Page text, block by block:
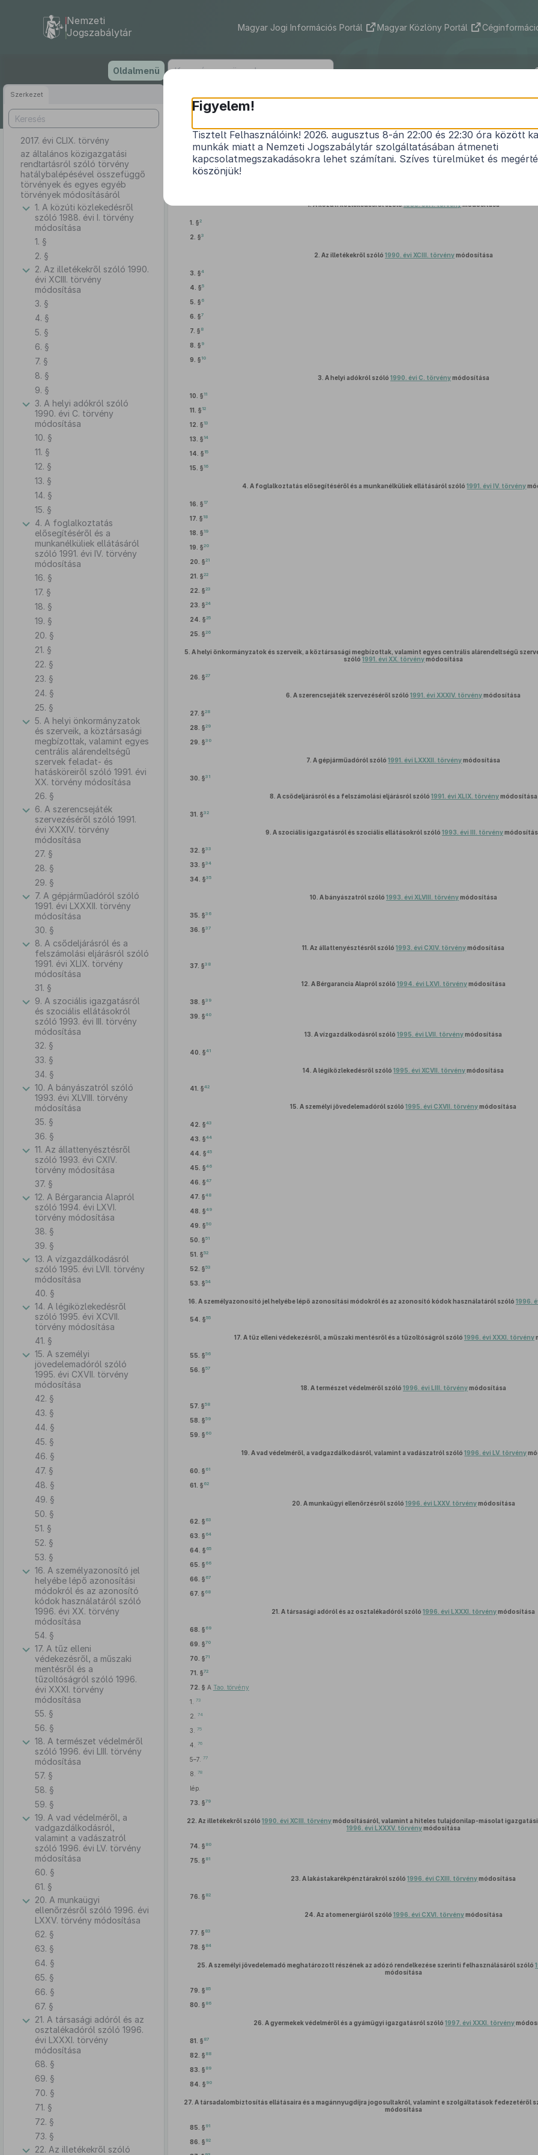
tartalomra
Nemzeti
Jogszabálytár
Magyar Jogi Információs Portál Magyar Közlöny Portál
Oldalmenü
Szerkezet
2017. évi CLIX. törvény
az általános közigazgatási
rendtartásról szóló törvény
hatálybalépésével összefüggő
törvények és egyes egyéb
törvények módosításáról
1. A közúti közlekedésről
szóló 1988. évi I. törvény
módosítása
1. §
2. §
2. Az illetékekről szóló 1990.
évi XCIII. törvény
módosítása
3. §
4. §
5. §
6. §
7. §
8. §
9. §
3. A helyi adókról szóló
1990. évi C. törvény
módosítása
10. §
11. §
12. §
13. §
14. §
15. §
4. A foglalkoztatás
elősegítéséről és a
munkanélküliek ellátásáról
szóló 1991. évi IV. törvény
módosítása
16. §
17. §
18. §
19. §
20. §
21. §
22. §
23. §
24. §
25. §
5. A helyi önkormányzatok
és szerveik, a köztársasági
megbízottak, valamint egyes
centrális alárendeltségű
szervek feladat- és
hatásköreiről szóló 1991. évi
XX. törvény módosítása
26. §
6. A szerencsejáték
szervezéséről szóló 1991.
évi XXXIV. törvény
módosítása
27. §
28. §
29. §
7. A gépjárműadóról szóló
1991. évi LXXXII. törvény
módosítása
30. §
8. A csődeljárásról és a
felszámolási eljárásról szóló
1991. évi XLIX. törvény
módosítása
31. §
9. A szociális igazgatásról
és szociális ellátásokról
szóló 1993. évi III. törvény
módosítása
32. §
33. §
34. §
10. A bányászatról szóló
1993. évi XLVIII. törvény
módosítása
35. §
36. §
11. Az állattenyésztésről
szóló 1993. évi CXIV.
törvény módosítása
37. §
12. A Bérgarancia Alapról
szóló 1994. évi LXVI.
törvény módosítása
38. §
39. §
13. A vízgazdálkodásról
szóló 1995. évi LVII. törvény
módosítása
40. §
14. A légiközlekedésről
szóló 1995. évi XCVII.
törvény módosítása
41. §
15. A személyi
jövedelemadóról szóló
1995. évi CXVII. törvény
módosítása
42. §
43. §
44. §
45. §
46. §
47. §
48. §
49. §
50. §
51. §
52. §
53. §
16. A személyazonosító jel
helyébe lépő azonosítási
módokról és az azonosító
kódok használatáról szóló
1996. évi XX. törvény
módosítása
54. §
17. A tűz elleni
védekezésről, a műszaki
mentésről és a
tűzoltóságról szóló 1996.
évi XXXI. törvény
módosítása
55. §
56. §
18. A természet védelméről
szóló 1996. évi LIII. törvény
módosítása
57. §
58. §
59. §
19. A vad védelméről, a
vadgazdálkodásról,
valamint a vadászatról
szóló 1996. évi LV. törvény
módosítása
60. §
61. §
20. A munkaügyi
ellenőrzésről szóló 1996. évi
LXXV. törvény módosítása
62. §
63. §
64. §
65. §
66. §
67. §
21. A társasági adóról és az
osztalékadóról szóló 1996.
évi LXXXI. törvény
módosítása
68. §
69. §
70. §
71. §
72. §
73. §
22. Az illetékekről szóló
2017. évi CLIX. törvény
az általános közigazgatási rendtartásról szóló törvény
összefüggő törvények és egyes egyéb törvények
1.A közúti közlekedésről szóló1988. évi I. törvénymódosítása
1. §2
2. §3
2. Az illetékekről szóló 1990. évi XCIII. törvénymódosítása
3. §4
4. §5
5. § 6
6. §7
7. § 8
8. § 9
9. § 10
3. A helyi adókról szóló 1990. évi C. törvénymódosítása
10. § 11
11. § 12
12. § 13
13. § 14
14. § 15
15. § 16
4. A foglalkoztatás elősegítéséről és a munkanélküliek ellátásáról szóló1991. évi IV. törvény
16. § 17
17. § 18
18. § 19
19. §20
20. §21
21. §22
22. §23
23. §24
24. §25
25. §26
5. A helyi önkormányzatok és szerveik, a köztársasági megbízottak, valamint egyes centrális alárendeltségű
szóló1991. évi XX. törvénymódosítása
26. §27
6. A szerencsejáték szervezéséről szóló1991. évi XXXIV. törvénymódosítása
27. §28
28. §29
29. §30
7. A gépjárműadóról szóló1991. évi LXXXII. törvénymódosítása
30. §31
8. A csődeljárásról és a felszámolási eljárásról szóló 1991. évi XLIX. törvénymódosítása
31. §32
9. A szociális igazgatásról és szociális ellátásokról szóló 1993. évi III. törvény
32. §33
33. §34
34. §35
10. A bányászatról szóló 1993. évi XLVIII. törvénymódosítása
35. §36
36. §37
11. Az állattenyésztésről szóló1993. évi CXIV. törvénymódosítása
37. §38
12. A Bérgarancia Alapról szóló 1994. évi LXVI. törvénymódosítása
38. §39
39. §40
13. A vízgazdálkodásról szóló1995. évi LVII. törvénymódosítása
40. §41
14. A légiközlekedésről szóló1995. évi XCVII. törvénymódosítása
41. §42
15. A személyi jövedelemadóról szóló1995. évi CXVII. törvénymódosítása
42. §43
43. §44
44. §45
45. §46
46. §47
47. §48
48. §49
49. §50
50. §51
51. §52
52. §53
53. §54
16. A személyazonosító jel helyébe lépő azonosítási módokról és az azonosító kódok használatáról szóló 1996.
54. §55
17. A tűz elleni védekezésről, a műszaki mentésről és a tűzoltóságról szóló 1996. évi XXXI. törvény
55. §56
56. §57
18. A természet védelméről szóló 1996. évi LIII. törvénymódosítása
57. §58
58. §59
59. § 60
19. A vad védelméről, a vadgazdálkodásról, valamint a vadászatról szóló1996. évi LV. törvény
60. § 61
61. § 62
20. A munkaügyi ellenőrzésről szóló 1996. évi LXXV. törvénymódosítása
62. § 63
63. § 64
64. § 65
65. § 66
66. § 67
67. § 68
21. A társasági adóról és az osztalékadóról szóló1996. évi LXXXI. törvénymódosítása
68. § 69
69. §70
70. §71
71. §72
72. § A Tao. törvény
1.
73
2. 74
3. 75
4. 76
5–7. 77
8. 78
lép.
73. §79
22. Az illetékekről szóló1990. évi XCIII. törvénymódosításáról, valamint a hiteles tulajdonilap-másolat
1996. évi LXXXV. törvénymódosítása
74. § 80
75. § 81
23. A lakástakarékpénztárakról szóló1996. évi CXIII. törvénymódosítása
76. § 82
24. Az atomenergiáról szóló 1996. évi CXVI. törvénymódosítása
77. § 83
78. § 84
25. A személyi jövedelemadó meghatározott részének az adózó rendelkezése szerinti felhasználásáról szóló
módosítása
79. § 85
80. § 86
26. A gyermekek védelméről és a gyámügyi igazgatásról szóló1997. évi XXXI. törvény
81. § 87
82. § 88
83. § 89
84. § 90
27. A társadalombiztosítás ellátásaira és a magánnyugdíjra jogosultakról, valamint e szolgáltatások fedezetéről
módosítása
85. § 91
86. § 92
Figyelem!
Tisztelt Felhasználóink! 2026. augusztus 8-án 22:00 és 22:30 óra között
munkák miatt a Nemzeti Jogszabálytár szolgáltatásában átmeneti
kapcsolatmegszakadásokra lehet számítani. Szíves türelmüket és
köszönjük!